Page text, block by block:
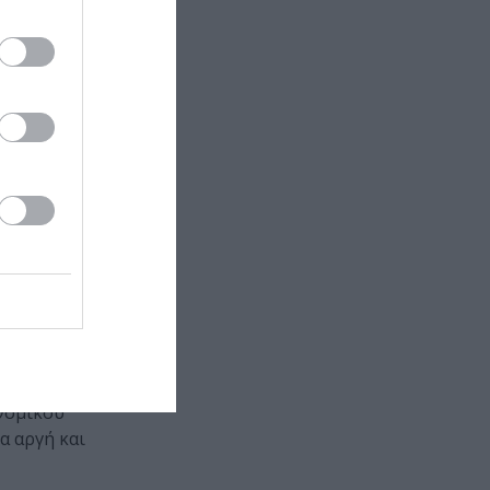
που
και που
την
μπορείς
θα σας
μαζί της.
φόνου
του,
να
αργή και